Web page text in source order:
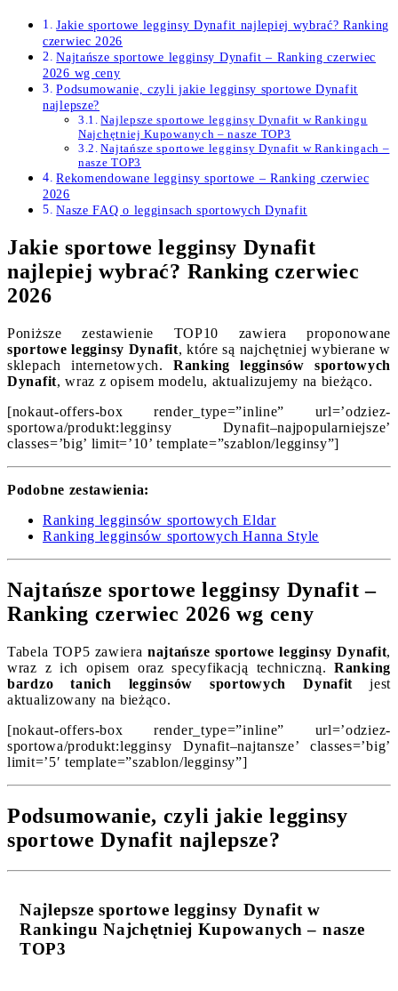
Jakie sportowe legginsy Dynafit najlepiej wybrać? Ranking
czerwiec 2026
Najtańsze sportowe legginsy Dynafit – Ranking czerwiec
2026 wg ceny
Podsumowanie, czyli jakie legginsy sportowe Dynafit
najlepsze?
Najlepsze sportowe legginsy Dynafit w Rankingu
Najchętniej Kupowanych – nasze TOP3
Najtańsze sportowe legginsy Dynafit w Rankingach –
nasze TOP3
Rekomendowane legginsy sportowe – Ranking czerwiec
2026
Nasze FAQ o legginsach sportowych Dynafit
Jakie sportowe legginsy Dynafit
najlepiej wybrać? Ranking czerwiec
2026
Poniższe zestawienie TOP10 zawiera proponowane
sportowe legginsy Dynafit, które są najchętniej wybierane w
sklepach internetowych.Ranking legginsów sportowych
Dynafit, wraz z opisem modelu, aktualizujemy na bieżąco.
[nokaut-offers-box render_type=”inline” url=’odziez-
sportowa/produkt:legginsy Dynafit–najpopularniejsze’
classes=’big’ limit=’10’ template=”szablon/legginsy”]
Podobne zestawienia:
Ranking legginsów sportowych Eldar
Ranking legginsów sportowych Hanna Style
Najtańsze sportowe legginsy Dynafit –
Ranking czerwiec 2026 wg ceny
Tabela TOP5 zawiera najtańsze sportowe legginsy Dynafit,
wraz z ich opisem oraz specyfikacją techniczną.Ranking
bardzo tanich legginsów sportowych Dynafit jest
aktualizowany na bieżąco.
[nokaut-offers-box render_type=”inline” url=’odziez-
sportowa/produkt:legginsy Dynafit–najtansze’ classes=’big’
limit=’5′ template=”szablon/legginsy”]
Podsumowanie, czyli jakie legginsy
sportowe Dynafit najlepsze?
Najlepsze sportowe legginsy Dynafit w
Rankingu Najchętniej Kupowanych – nasze
TOP3